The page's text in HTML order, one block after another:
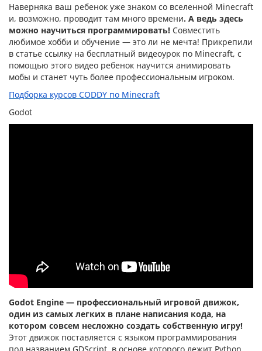
Наверняка ваш ребенок уже знаком со вселенной Minecraft
и, возможно, проводит там много времени. А ведь здесь
можно научиться программировать! Совместить
любимое хобби и обучение — это ли не мечта! Прикрепили
в статье ссылку на бесплатный видеоурок по Minecraft, с
помощью этого видео ребенок научится анимировать
мобы и станет чуть более профессиональным игроком.
Подборка курсов CODDY по Minecraft
Godot
Godot Engine — профессиональный игровой движок,
один из самых легких в плане написания кода, на
котором совсем несложно создать собственную игру!
Этот движок поставляется с языком программирования